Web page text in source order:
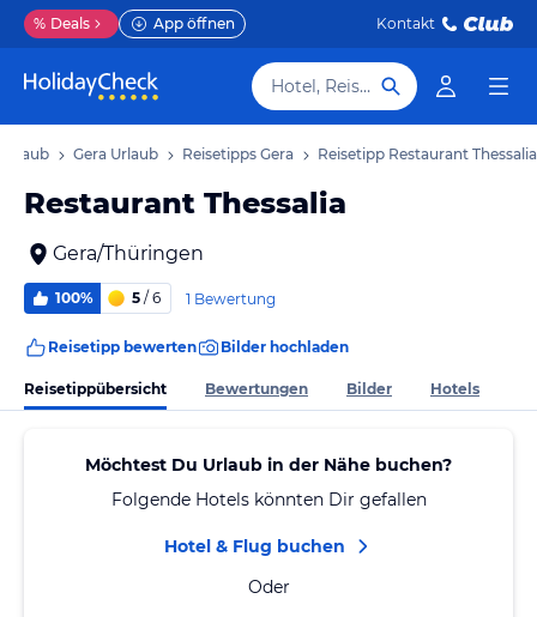
% Deals App öffnen Kontakt
Hotel, Reiseziel
Gera Urlaub Reisetipps Gera Reisetipp Restaurant Thessalia
Restaurant Thessalia
Gera/Thüringen
100% 5 / 6 1 Bewertung
Reisetipp bewerten Bilder hochladen
Reisetippübersicht Bewertungen Bilder Hotels
Möchtest Du Urlaub in der Nähe buchen?
Folgende Hotels könnten Dir gefallen
Hotel & Flug buchen
Oder